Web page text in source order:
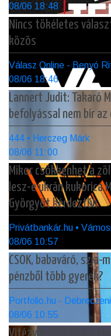
08/06 18:48
Nincs tökéletes
közös
Válasz Online - Benyó
08/06 18:46
Lannert Judit: Takaró
befolyással nem bír
444 • Herczeg Márk
08/06 11:00
Mikor csökkenhet a
lesz-e ukrán kukorica
Györgyöt kérdeztük
Privátbankár.hu •
08/06 10:57
CSOK, babaváró,
pénzből több gyerek?
Portfolio.hu -
08/06 10:55
Vitézy leállíttatta a